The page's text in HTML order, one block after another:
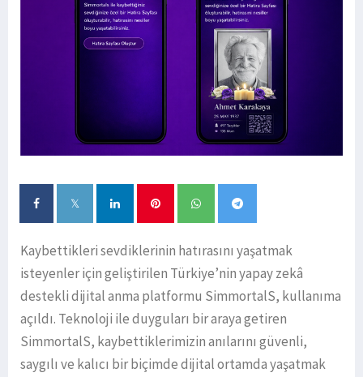
Kaybettikleri sevdiklerinin hatırasını yaşatmak
isteyenler için geliştirilen Türkiye’nin yapay zekâ
destekli dijital anma platformu SimmortalS, kullanıma
açıldı. Teknoloji ile duyguları bir araya getiren
SimmortalS, kaybettiklerimizin anılarını güvenli,
saygılı ve kalıcı bir biçimde dijital ortamda yaşatmak